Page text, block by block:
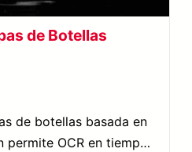
de Botellas
de botellas basada en
permite OCR en tiempo